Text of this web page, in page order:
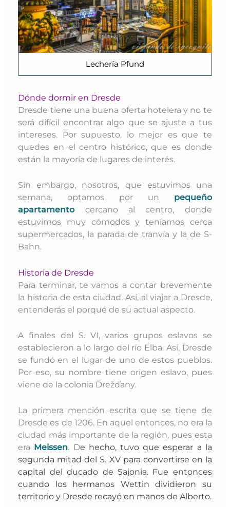
Lechería Pfund
Dónde dormir en Dresde
Dresde tiene una buena oferta hotelera y no te
será difícil encontrar algo que se ajuste a tus
intereses. Por supuesto, lo mejor es que te
quedes en el centro histórico, que es donde
están la mayoría de lugares de interés.
Sin embargo, nosotros, que estuvimos una
semana, optamos por un pequeño
apartamentocercano al centro, donde
estuvimos muy cómodos y teníamos cerca
supermercados, la parada de tranvía y la de S-
Bahn.
Historia de Dresde
Para terminar, te vamos a contar brevemente
la historia de esta ciudad. Así, al viajar a Dresde,
entenderás el porqué de su actual aspecto.
A finales del S. VI, varios grupos eslavos se
establecieron a lo largo del río Elba. Así, Dresde
se fundó en el lugar de uno de estos pueblos.
Por eso, su nombre tiene origen eslavo, pues
viene de la colonia Drežďany.
La primera mención escrita que se tiene de
Dresde es de 1206. En aquel entonces, no era la
ciudad más importante de la región, pues esta
era Meissen. De hecho, tuvo que esperar a la
segunda mitad del S. XV para convertirse en la
capital del ducado de Sajonia. Fue entonces
cuando los hermanos Wettin dividieron su
territorio y Dresde recayó en manos de Alberto.